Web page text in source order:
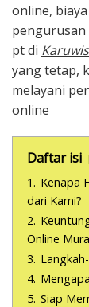
online,
pt di
yang tetap,
melayani
online
Daftar isi
1. Kenapa
dari Kami?
2.
Online
3.
4.
5. Siap